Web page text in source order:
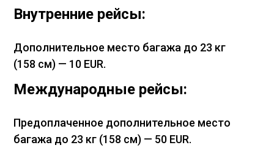
Внутренние рейсы:
Дополнительное место багажа до 23 кг
(158 см) — 10 EUR.
Международные рейсы:
Предоплаченное дополнительное место
багажа до 23 кг (158 см) — 50 EUR.